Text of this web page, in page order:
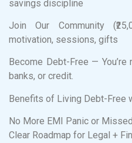
savings discipline
Join Our Community
motivation, sessions, gifts
Become Debt-Free —
banks, or credit.
Benefits of Living Debt-Free
No More EMI Panic or
Clear Roadmap for Legal +